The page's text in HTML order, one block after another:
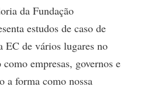
da Fundação
estudos de caso de
EC de vários lugares no
empresas, governos e
a forma como nossa